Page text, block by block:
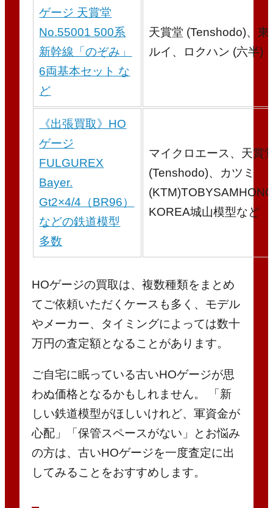
ゲージ 天賞堂
No.55001 500系
新幹線「のぞみ」
6両基本セット な
ど
天賞堂 (Tenshodo)、東
ルイ、ロクハン (六半)
《出張買取》HO
ゲージ
FULGUREX
Bayer.
Gt2×4/4（BR96）
などの鉄道模型
多数
マイクロエース、天賞
(Tenshodo)、カツミ
KOREA城山模型など
HOゲージの買取は、複数種類をまとめ
てご依頼いただくケースも多く、モデル
やメーカー、タイミングによっては数十
万円の査定額となることがあります。
ご自宅に眠っている古いHOゲージが思
わぬ価格となるかもしれません。 「新
しい鉄道模型がほしいけれど、軍資金が
心配」「保管スペースがない」とお悩み
の方は、古いHOゲージを一度査定に出
してみることをおすすめします。